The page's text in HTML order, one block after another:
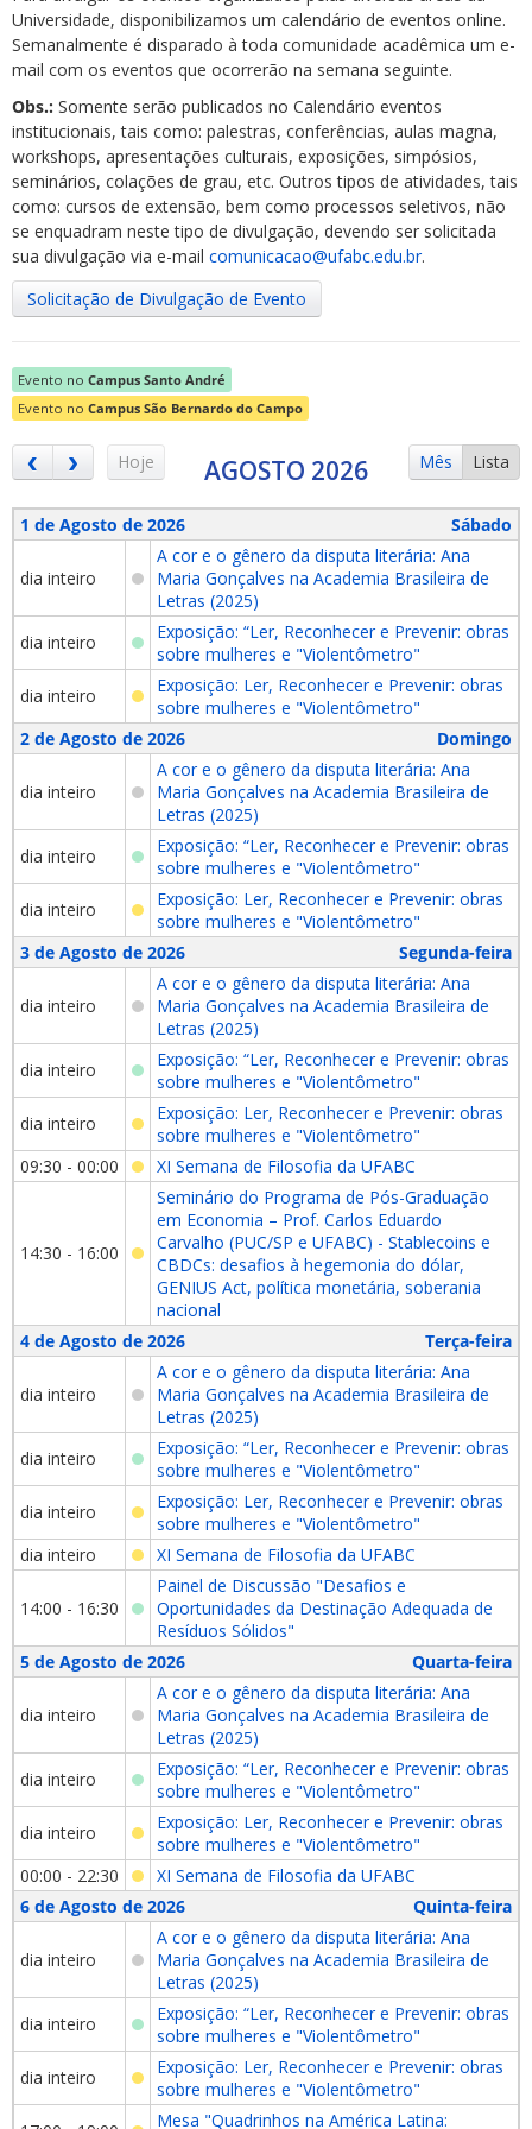
Universidade, disponibilizamos um calendário de eventos online.
Semanalmente é disparado à toda comunidade acadêmica um e-
mail com os eventos que ocorrerão na semana seguinte.
Obs.: Somente serão publicados no Calendário eventos
institucionais, tais como: palestras, conferências, aulas magna,
workshops, apresentações culturais, exposições, simpósios,
seminários, colações de grau, etc. Outros tipos de atividades, tais
como: cursos de extensão, bem como processos seletivos, não
se enquadram neste tipo de divulgação, devendo ser solicitada
sua divulgação via e-mail comunicacao@ufabc.edu.br.
Solicitação de Divulgação de Evento
Evento no Campus Santo André
Evento no Campus São Bernardo do Campo
Hoje Mês Lista
AGOSTO 2026
1 de Agosto de 2026 Sábado
dia inteiro
A cor e o gênero da disputa literária: Ana
Maria Gonçalves na Academia Brasileira de
Letras (2025)
dia inteiro
Exposição: “Ler, Reconhecer e Prevenir: obras
sobre mulheres e "Violentômetro"
dia inteiro
Exposição: Ler, Reconhecer e Prevenir: obras
sobre mulheres e "Violentômetro"
2 de Agosto de 2026
Domingo
dia inteiro
A cor e o gênero da disputa literária: Ana
Maria Gonçalves na Academia Brasileira de
Letras (2025)
dia inteiro
Exposição: “Ler, Reconhecer e Prevenir: obras
sobre mulheres e "Violentômetro"
dia inteiro
Exposição: Ler, Reconhecer e Prevenir: obras
sobre mulheres e "Violentômetro"
3 de Agosto de 2026
Segunda-feira
dia inteiro
A cor e o gênero da disputa literária: Ana
Maria Gonçalves na Academia Brasileira de
Letras (2025)
dia inteiro
Exposição: “Ler, Reconhecer e Prevenir: obras
sobre mulheres e "Violentômetro"
dia inteiro
Exposição: Ler, Reconhecer e Prevenir: obras
sobre mulheres e "Violentômetro"
09:30 - 00:00
XI Semana de Filosofia da UFABC
14:30 - 16:00
Seminário do Programa de Pós-Graduação
em Economia – Prof. Carlos Eduardo
Carvalho (PUC/SP e UFABC) - Stablecoins e
CBDCs: desafios à hegemonia do dólar,
GENIUS Act, política monetária, soberania
nacional
4 de Agosto de 2026
Terça-feira
dia inteiro
A cor e o gênero da disputa literária: Ana
Maria Gonçalves na Academia Brasileira de
Letras (2025)
dia inteiro
Exposição: “Ler, Reconhecer e Prevenir: obras
sobre mulheres e "Violentômetro"
dia inteiro
Exposição: Ler, Reconhecer e Prevenir: obras
sobre mulheres e "Violentômetro"
dia inteiro
XI Semana de Filosofia da UFABC
14:00 - 16:30
Painel de Discussão "Desafios e
Oportunidades da Destinação Adequada de
Resíduos Sólidos"
5 de Agosto de 2026
Quarta-feira
dia inteiro
A cor e o gênero da disputa literária: Ana
Maria Gonçalves na Academia Brasileira de
Letras (2025)
dia inteiro
Exposição: “Ler, Reconhecer e Prevenir: obras
sobre mulheres e "Violentômetro"
dia inteiro
Exposição: Ler, Reconhecer e Prevenir: obras
sobre mulheres e "Violentômetro"
00:00 - 22:30
XI Semana de Filosofia da UFABC
6 de Agosto de 2026
Quinta-feira
dia inteiro
A cor e o gênero da disputa literária: Ana
Maria Gonçalves na Academia Brasileira de
Letras (2025)
dia inteiro
Exposição: “Ler, Reconhecer e Prevenir: obras
sobre mulheres e "Violentômetro"
dia inteiro
Exposição: Ler, Reconhecer e Prevenir: obras
sobre mulheres e "Violentômetro"
Mesa "Quadrinhos na América Latina: